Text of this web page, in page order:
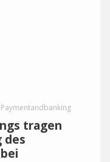
Paymentandbanking
tragen
des